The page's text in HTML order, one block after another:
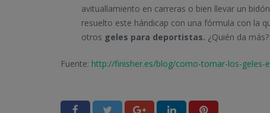
avituallamiento en carreras o bien llevar un
resuelto este hándicap con una fórmula con la
otros geles para deportistas. ¿Quién da más?
Fuente: http://finisher.es/blog/como-tomar-los-geles-